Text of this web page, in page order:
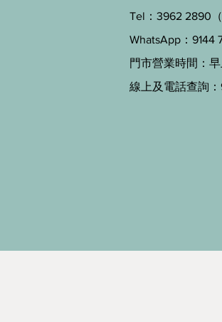
Tel：3962 2890（
WhatsApp：9144
門市營業時間：
線上及電話查詢：